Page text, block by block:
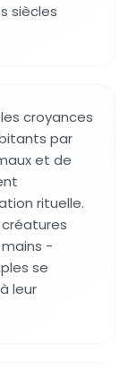
siècles
croyances
par
et de
rituelle.
-
se
leur